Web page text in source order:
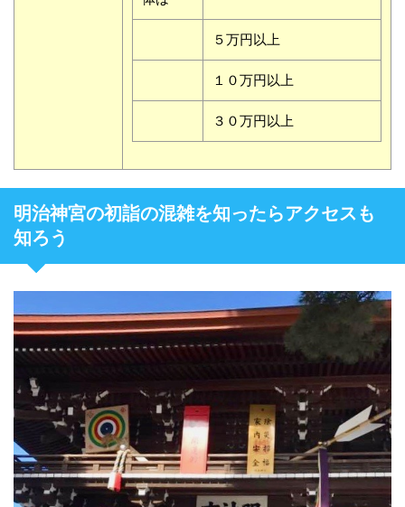
５万円以上
１０万円以上
３０万円以上
明治神宮の初詣の混雑を知ったらアクセスも
知ろう